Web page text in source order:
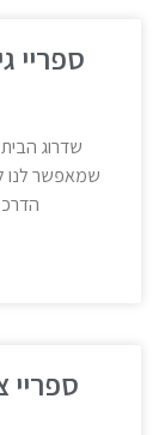
ספריי
שדרוג
שמאפשר לנו